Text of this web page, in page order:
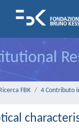
FBK 4 Contributo